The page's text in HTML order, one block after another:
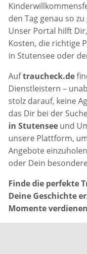
den Tag genau so
Unser Portal hilft
Kosten, die richtige
in Stutensee oder
Auftraucheck.de
Dienstleistern –
stolz darauf, keine
das Dir bei der
in Stutensee und
unsere Plattform,
Angebote
oder Dein
Finde die perfekte
Deine Geschichte
Momente